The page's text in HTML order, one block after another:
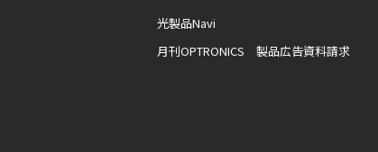
光製品Navi
月刊OPTRONICS 製品広告資料請求